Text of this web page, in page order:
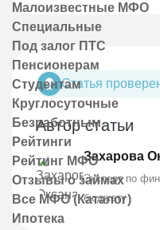
Малоизвестные МФО
Специальные
Под залог ПТС
Пенсионерам
Студентам
Круглосуточные
Безработным
Рейтинги
Рейтинг МФО
Отзывы о займах
Все МФО (Каталог)
Ипотека
Статья
Автор статьи
Захарова
Эксперт по
бюджету